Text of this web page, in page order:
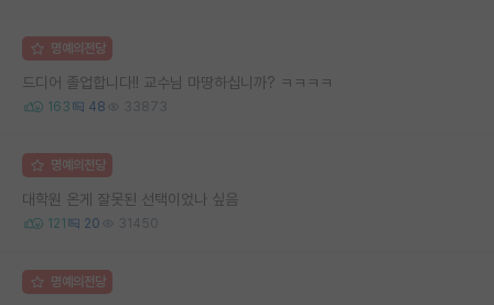
명예의전당
드디어 졸업합니다!! 교수님 마땅하십니까? ㅋㅋㅋㅋ
163 48 33873
명예의전당
대학원 온게 잘못된 선택이었나 싶음
121 20 31450
명예의전당